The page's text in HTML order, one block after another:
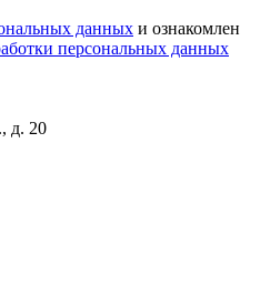
данных и ознакомлен
персональных данных
д. 20